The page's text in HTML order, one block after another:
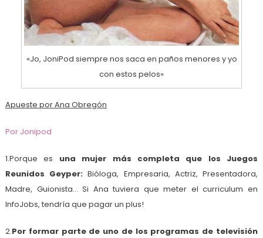
«Jo, JoniPod siempre nos saca en paños menores y yo
con estos pelos»
Apueste por Ana Obregón
Por Jonipod
1.Porque es una mujer más completa que los Juegos
Reunidos Geyper: Bióloga, Empresaria, Actriz, Presentadora,
Madre, Guionista… Si Ana tuviera que meter el curriculum en
InfoJobs, tendría que pagar un plus!
2.Por formar parte de uno de los programas de televisión